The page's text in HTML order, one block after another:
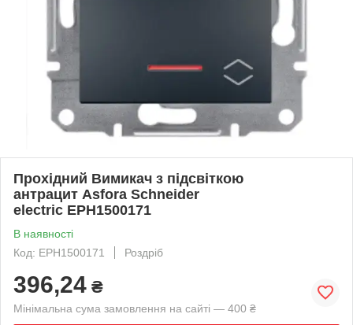
Прохідний Вимикач з підсвіткою
антрацит Asfora Schneider
electric EPH1500171
В наявності
Код: EPH1500171
Роздріб
396,24 ₴
Мінімальна сума замовлення на сайті — 400 ₴